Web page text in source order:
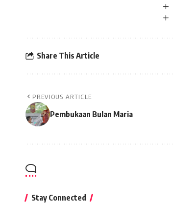
Share This Article
PREVIOUS ARTICLE
Pembukaan Bulan Maria
Stay Connected